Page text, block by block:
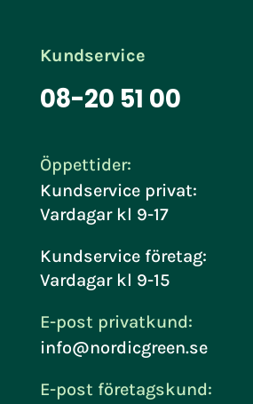
Kundservice
08-20 51 00
Öppettider:
Kundservice privat:
Vardagar kl 9-17
Kundservice företag:
Vardagar kl 9-15
E-post privatkund:
info@nordicgreen.se
E-post företagskund: